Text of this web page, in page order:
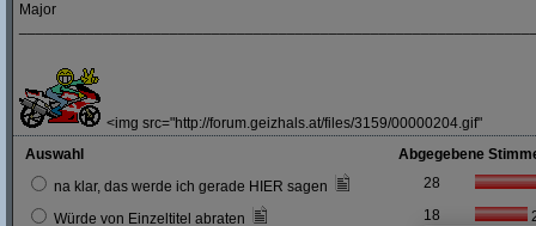
Major
<img src="http://forum.geizhals.at/files/3159/00000204.gif"
Auswahl
Abgegebene
na klar, das werde ich gerade HIER sagen
28
Würde von Einzeltitel abraten 18